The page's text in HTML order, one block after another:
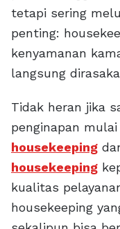
tetapi sering
penting:
kenyamanan
langsung
Tidak heran jika
penginapan
housekeeping
housekeeping
kualitas
housekeeping